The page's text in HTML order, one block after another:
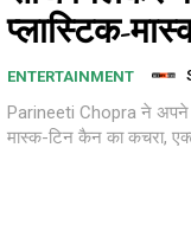
प्लास्टिक-
ENTERTAINMENT
Parineeti Chopra ने अपने
मास्क-टिन कैन का कचरा,